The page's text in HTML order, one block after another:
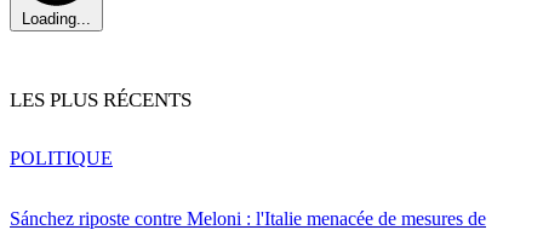
Loading...
LES PLUS RÉCENTS
Sánchez riposte contre Meloni : l'Italie menacée de mesures de
POLITIQUE